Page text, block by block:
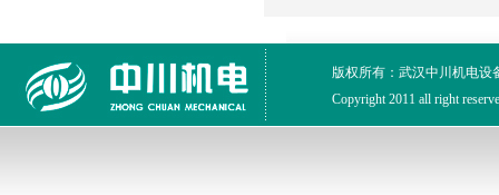
版权所有：武汉中川机电设
Copyright 2011 all right